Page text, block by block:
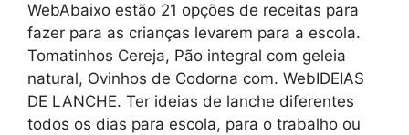
WebAbaixo estão 21 opções de receitas para
fazer para as crianças levarem para a escola.
Tomatinhos Cereja, Pão integral com geleia
natural, Ovinhos de Codorna com. WebIDEIAS
DE LANCHE. Ter ideias de lanche diferentes
todos os dias para escola, para o trabalho ou